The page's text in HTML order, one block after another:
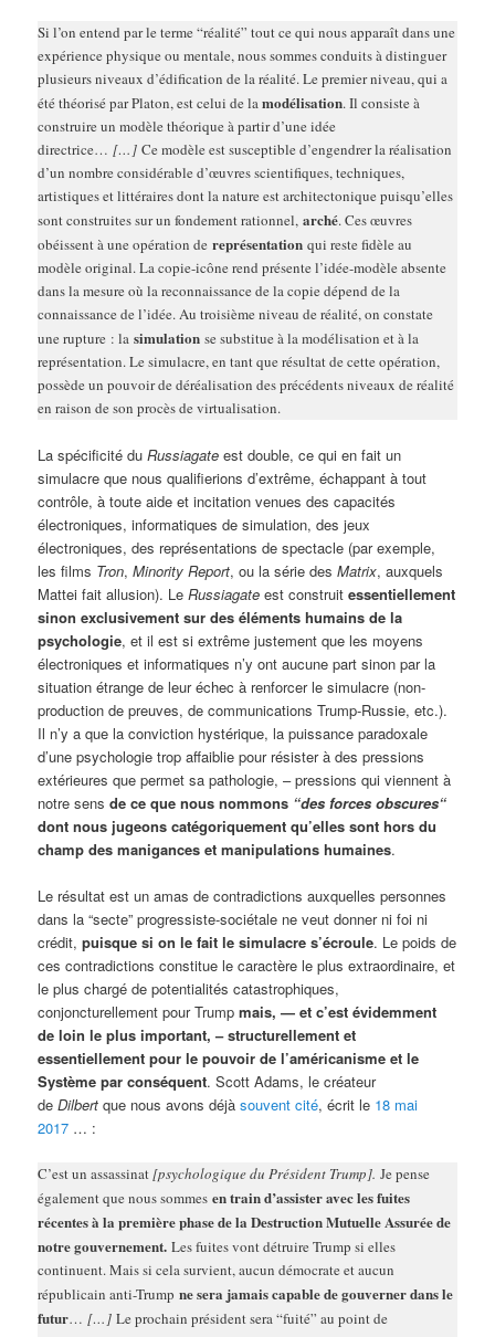
Si l’on entend par le terme “réalité” tout ce qui nous apparaît dans une
expérience physique ou mentale, nous sommes conduits à distinguer
plusieurs niveaux d’édification de la réalité. Le premier niveau, qui a
été théorisé par Platon, est celui de lamodélisation. Il consiste à
construire un modèle théorique à partir d’une idée
directrice…[…]Ce modèle est susceptible d’engendrer la réalisation
d’un nombre considérable d’œuvres scientifiques, techniques,
artistiques et littéraires dont la nature est architectonique puisqu’elles
sont construites sur un fondement rationnel,arché. Ces œuvres
obéissent à une opération dereprésentation qui reste fidèle au
modèle original. La copie-icône rend présente l’idée-modèle absente
dans la mesure où la reconnaissance de la copie dépend de la
connaissance de l’idée. Au troisième niveau de réalité, on constate
une rupture : lasimulationse substitue à la modélisation et à la
représentation. Le simulacre, en tant que résultat de cette opération,
possède un pouvoir de déréalisation des précédents niveaux de réalité
en raison de son procès de virtualisation.
La spécificité duRussiagate est double, ce qui en fait un
simulacre que nous qualifierions d’extrême, échappant à tout
contrôle, à toute aide et incitation venues des capacités
électroniques, informatiques de simulation, des jeux
électroniques, des représentations de spectacle (par exemple,
les films Tron,Minority Report, ou la série desMatrix, auxquels
Mattei fait allusion). LeRussiagateest construitessentiellement
sinon exclusivement sur des éléments humains de la
psychologie, et il est si extrême justement que les moyens
électroniques et informatiques n’y ont aucune part sinon par la
situation étrange de leur échec à renforcer le simulacre (non-
production de preuves, de communications Trump-Russie, etc.).
Il n’y a que la conviction hystérique, la puissance paradoxale
d’une psychologie trop affaiblie pour résister à des pressions
extérieures que permet sa pathologie, – pressions qui viennent à
notre sensde ce que nous nommons “des forces obscures“
dont nous jugeons catégoriquement qu’elles sont hors du
champ des manigances et manipulations humaines.
Le résultat est un amas de contradictions auxquelles personnes
dans la “secte” progressiste-sociétale ne veut donner ni foi ni
crédit,puisque si on le fait le simulacre s’écroule. Le poids de
ces contradictions constitue le caractère le plus extraordinaire, et
le plus chargé de potentialités catastrophiques,
conjoncturellement pour Trumpmais, — et c’est évidemment
de loin le plus important, – structurellement et
essentiellement pour le pouvoir de l’américanisme et le
Système par conséquent. Scott Adams, le créateur
deDilbertque nous avons déjàsouvent cité, écrit le 18 mai
2017 … :
C’est un assassinat[psychologique du Président Trump].Je pense
également que nous sommesen train d’assister avec les fuites
récentes à la première phase de la Destruction Mutuelle Assurée de
notre gouvernement. Les fuites vont détruire Trump si elles
continuent. Mais si cela survient, aucun démocrate et aucun
républicain anti-Trumpne sera jamais capable de gouverner dans le
futur…[…]Le prochain président sera “fuité” au point de